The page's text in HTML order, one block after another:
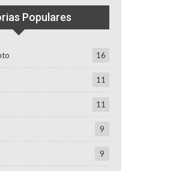
Populares
16
11
11
9
9